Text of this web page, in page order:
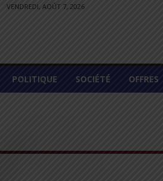
VENDREDI, AOÛT 7, 2026
POLITIQUE SOCIÉTÉ OFFRES